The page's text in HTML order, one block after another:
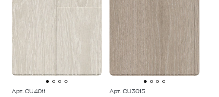
Арт. CU4011 Арт. CU3015